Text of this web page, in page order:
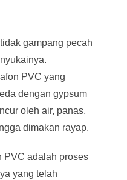
gampang pecah
PVC yang
dengan gypsum
oleh air, panas,
dimakan rayap.
PVC adalah proses
yang telah